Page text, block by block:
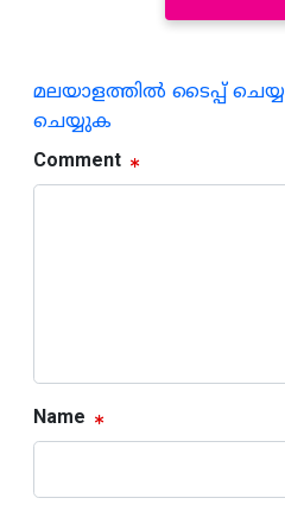
മലയാളത്തില്‍ ടൈപ്പ്
ചെയ്യുക
Comment
Name